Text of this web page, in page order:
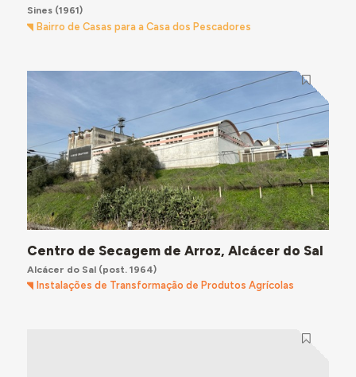
Sines(1961)
Bairro de Casas para a Casa dos Pescadores
Centro de Secagem de Arroz, Alcácer do Sal
Alcácer do Sal(post. 1964)
Instalações de Transformação de Produtos Agrícolas